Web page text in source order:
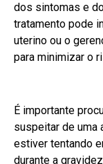
dos sintomas e
tratamento pode
uterino ou o
para minimizar o
É importante
suspeitar de uma
estiver tentando
durante a